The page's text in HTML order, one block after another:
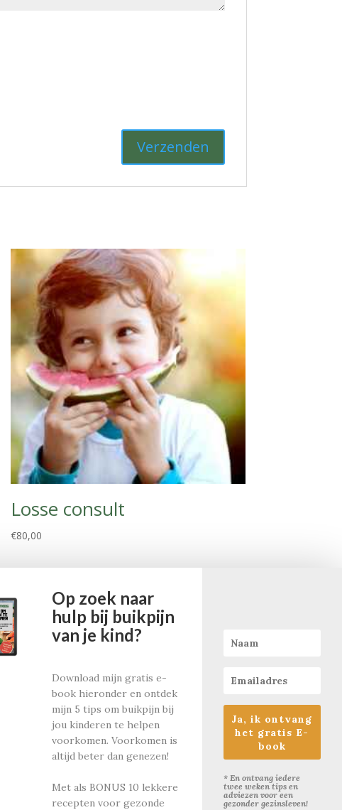
Losse consult
€80,00
Informatie
Catherina Carvalho
Gezondmetkids
praktijk: Amstelhoek
Catherina@gezondmetkids.nl
06-43817155
KvK nummer: 60660228
Btw nummer: NL001726394
Op zoek naar
hulp bij buikpijn
van je kind?
Download mijn gratis e-
book hieronder en ontdek
mijn 5 tips om buikpijn bij
jou kinderen te helpen
voorkomen. Voorkomen is
altijd beter dan genezen!
Met als BONUS 10 lekkere
recepten voor gezonde
Ja, ik ontvang
het gratis E-
book
* En ontvang iedere
twee weken tips en
adviezen voor een
gezonder gezinsleven!